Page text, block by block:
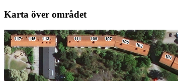
Karta över området